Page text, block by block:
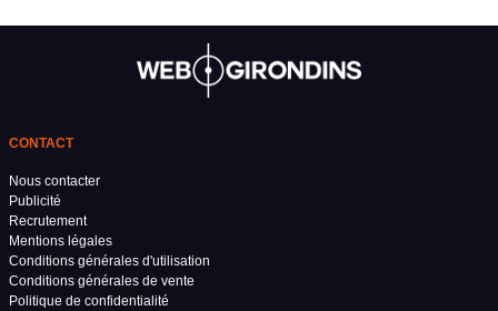
CONTACT
Nous contacter
Publicité
Recrutement
Mentions légales
Conditions générales d'utilisation
Conditions générales de vente
Politique de confidentialité